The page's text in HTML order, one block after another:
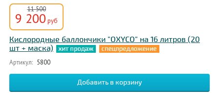
11 500
9 200 руб
Кислородные баллончики "OXYCO" на 16 литров (20
шт + маска)
Артикул: 5800